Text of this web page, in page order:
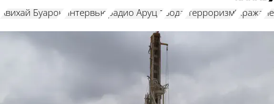
Авихай Буарон интервью радио Аруц 7 Вода ”терроризм” кража